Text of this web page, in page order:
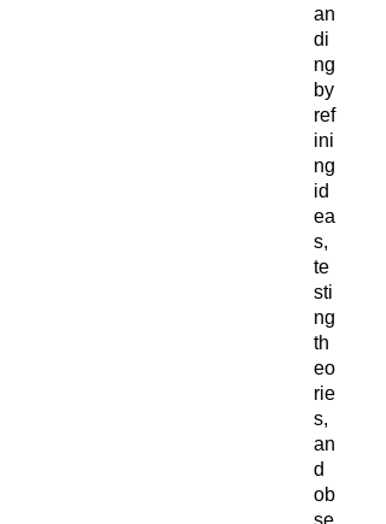
an
di
ng
by
ref
ini
ng
id
ea
s,
te
sti
ng
th
eo
rie
s,
an
d
ob
se